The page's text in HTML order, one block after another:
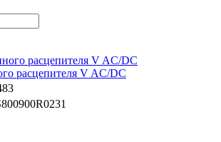
расцепителя V AC/DC